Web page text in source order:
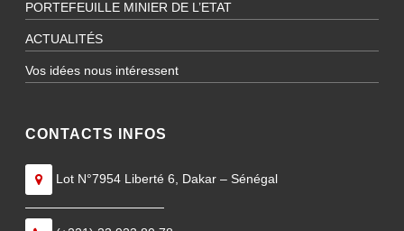
PORTEFEUILLE MINIER DE L’ETAT
ACTUALITÉS
Vos idées nous intéressent
CONTACTS INFOS
Lot N°7954 Liberté 6, Dakar – Sénégal
———————————